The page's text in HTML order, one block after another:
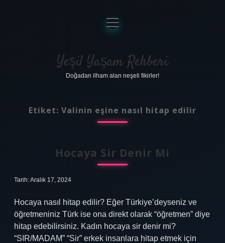
Anasayfa
Gizlilik Politikası
Yasal Uyarı
menüyü
aç
Yeşil Yaşam Rehberi
Doğadan ilham alan neşeli fikirler!
Etiket: Valinin eşine nasıl hitap edilir
Hocaya Sir Denir Mi
Tarih: Aralık 17, 2024
Hocaya nasıl hitap edilir? Eğer Türkiye’deyseniz ve
öğretmeniniz Türk ise ona direkt olarak “öğretmen” diye
hitap edebilirsiniz. Kadın hocaya sir denir mi?
“SIR/MADAM” “Sir” erkek insanlara hitap etmek için